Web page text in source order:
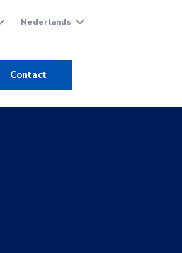
Nederlands
Contact